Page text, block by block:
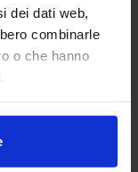
dei dati web,
combinarle
o che hanno
27 maggio 2025]